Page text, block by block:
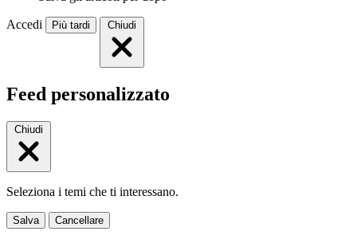
Accedi Più tardi Chiudi
Feed personalizzato
Chiudi
Seleziona i temi che ti interessano.
Salva Cancellare